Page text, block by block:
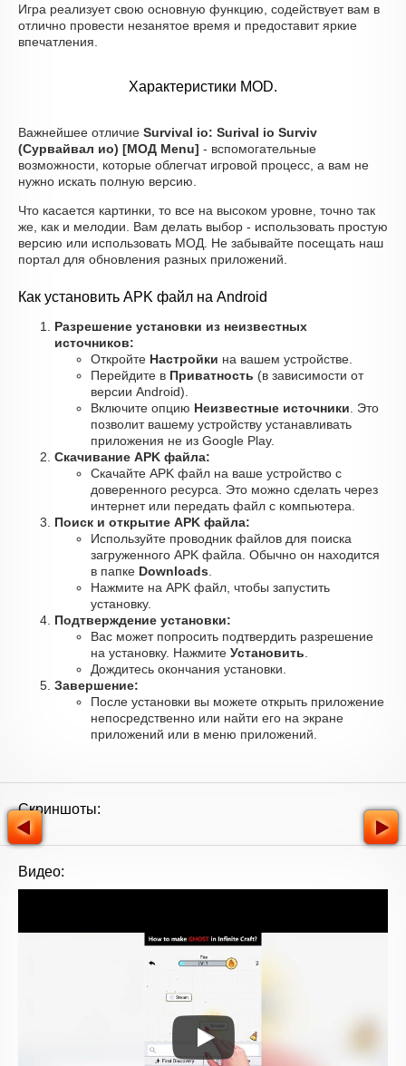
Игра реализует свою основную функцию, содействует вам в
отлично провести незанятое время и предоставит яркие
впечатления.
Характеристики MOD.
Важнейшее отличие Survival io: Surival io Surviv
(Сурвайвал ио) [МОД Menu] - вспомогательные
возможности, которые облегчат игровой процесс, а вам не
нужно искать полную версию.
Что касается картинки, то все на высоком уровне, точно так
же, как и мелодии. Вам делать выбор - использовать простую
версию или использовать МОД. Не забывайте посещать наш
портал для обновления разных приложений.
Как установить APK файл на Android
Разрешение установки из неизвестных
источников:
Откройте Настройки на вашем устройстве.
Перейдите в Приватность (в зависимости от
версии Android).
Включите опцию Неизвестные источники . Это
позволит вашему устройству устанавливать
приложения не из Google Play.
Скачивание APK файла:
Скачайте APK файл на ваше устройство с
доверенного ресурса. Это можно сделать через
интернет или передать файл с компьютера.
Поиск и открытие APK файла:
Используйте проводник файлов для поиска
загруженного APK файла. Обычно он находится
в папке Downloads
Нажмите на APK файл, чтобы запустить
установку.
Подтверждение установки:
Вас может попросить подтвердить разрешение
на установку. Нажмите Установить
Дождитесь окончания установки.
Завершение:
После установки вы можете открыть приложение
непосредственно или найти его на экране
приложений или в меню приложений.
Скриншоты:
Видео: